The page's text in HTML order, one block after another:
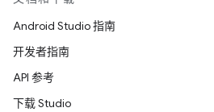
Android Studio 指南
开发者指南
API 参考
下载 Studio